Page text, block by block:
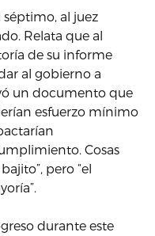
al juez
Relata que al
de su informe
al gobierno a
un documento que
esfuerzo mínimo
Cosas
pero “el
durante este